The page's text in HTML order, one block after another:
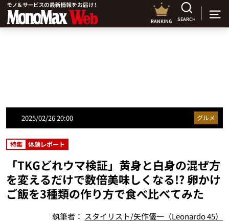
RANKING SEARCH
2025/02/26 20:00 グルメ
特集 体験レポート
「TKGどれウマ検証」黄身と白身の混ぜ方
を変えるだけで数倍美味しくなる!? 卵かけ
ご飯を3種類の作り方で食べ比べてみた
執筆者： スタイリスト/矢作優一（Leonardo 45）